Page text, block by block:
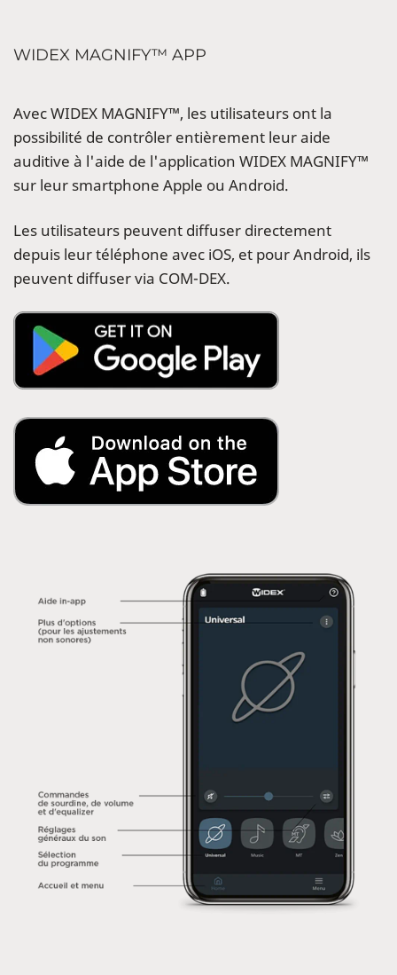
WIDEX MAGNIFY™ APP
Avec WIDEX MAGNIFY™, les utilisateurs ont la
possibilité de contrôler entièrement leur aide
auditive à l'aide de l'application WIDEX MAGNIFY™
sur leur smartphone Apple ou Android.
Les utilisateurs peuvent diffuser directement
depuis leur téléphone avec iOS, et pour Android, ils
peuvent diffuser via COM-DEX.